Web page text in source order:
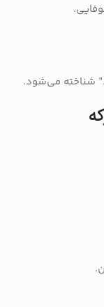
شناخته می‌شود.